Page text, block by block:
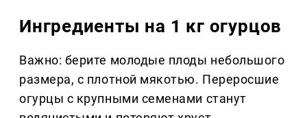
Ингредиенты на 1 кг огурцов
Важно: берите молодые плоды небольшого
размера, с плотной мякотью. Переросшие
огурцы с крупными семенами станут